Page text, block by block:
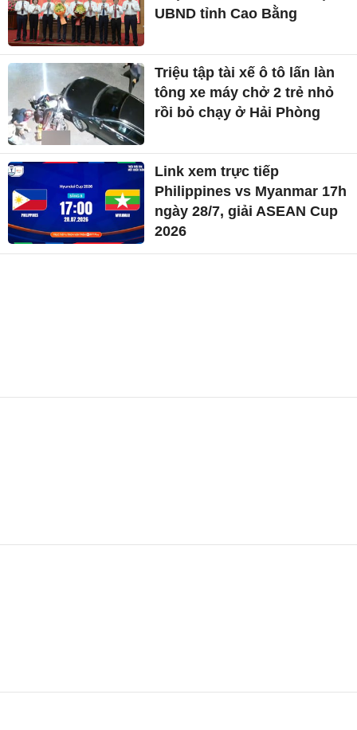
UBND tỉnh Cao Bằng
Triệu tập tài xế ô tô lấn làn
tông xe máy chở 2 trẻ nhỏ
rồi bỏ chạy ở Hải Phòng
Link xem trực tiếp
Philippines vs Myanmar 17h
ngày 28/7, giải ASEAN Cup
2026